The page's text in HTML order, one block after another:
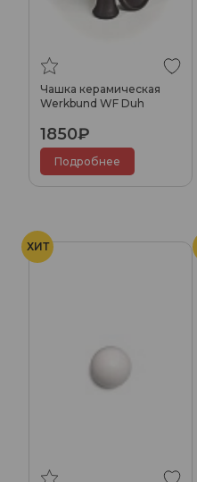
Чашка керамическая
Werkbund WF Duh
1850₽
Подробнее
ХИТ